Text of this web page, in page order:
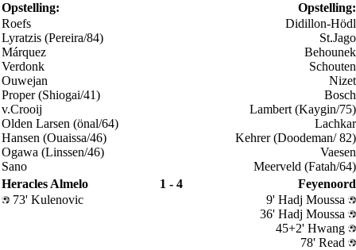
Opstelling:
Opstelling:
Roefs
Lyratzis (Pereira/84)
Márquez
Verdonk
Ouwejan
Proper (Shiogai/41)
v.Crooij
Olden Larsen (önal/64)
Hansen (Ouaissa/46)
Ogawa (Linssen/46)
Sano
Didillon-Hödl
St.Jago
Behounek
Schouten
Nizet
Bosch
Lambert (Kaygin/75)
Lachkar
Kehrer (Doodeman/ 82)
Vaesen
Meerveld (Fatah/64)
Heracles Almelo
1 - 4
Feyenoord
73' Kulenovic
9' Hadj Moussa
36' Hadj Moussa
45+2' Hwang
78' Read